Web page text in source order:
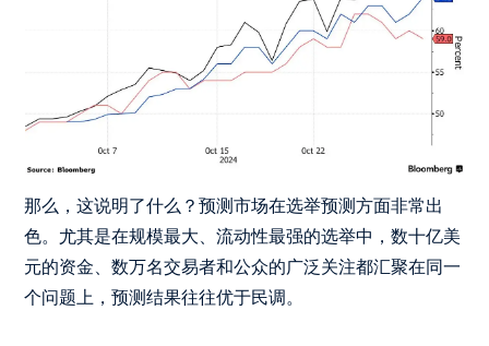
那么，这说明了什么？预测市场在选举预测方面非常出
色。尤其是在规模最大、流动性最强的选举中，数十亿美
元的资金、数万名交易者和公众的广泛关注都汇聚在同一
个问题上，预测结果往往优于民调。